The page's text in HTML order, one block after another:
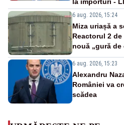
6 aug. 2026, 15:24
Miza uriașă a
Reactorul 2
nouă „gură de
6 aug. 2026, 15:23
Alexandru
României va
scădea